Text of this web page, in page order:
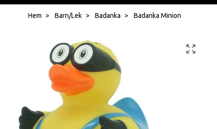
Hem Barn/Lek Badanka Badanka Minion